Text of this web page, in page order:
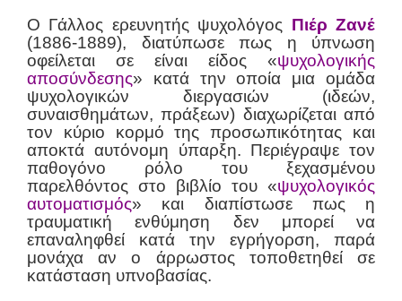
Ο Γάλλος ερευνητής ψυχολόγος Πιέρ Ζανέ
(1886-1889), διατύπωσε πως η ύπνωση
οφείλεται σε είναι είδος «ψυχολογικής
αποσύνδεσης» κατά την οποία μια ομάδα
ψυχολογικών διεργασιών (ιδεών,
συναισθημάτων, πράξεων) διαχωρίζεται από
τον κύριο κορμό της προσωπικότητας και
αποκτά αυτόνομη ύπαρξη. Περιέγραψε τον
παθογόνο ρόλο του ξεχασμένου
παρελθόντος στο βιβλίο του «ψυχολογικός
αυτοματισμός» και διαπίστωσε πως η
τραυματική ενθύμηση δεν μπορεί να
επαναληφθεί κατά την εγρήγορση, παρά
μονάχα αν ο άρρωστος τοποθετηθεί σε
κατάσταση υπνοβασίας.